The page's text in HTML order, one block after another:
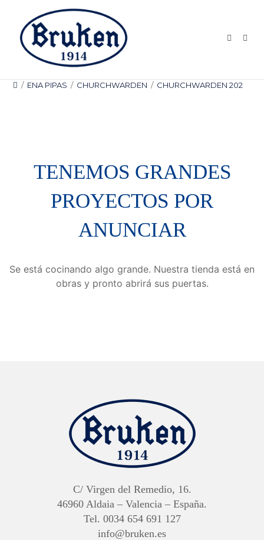
contenido
/ ENA PIPAS / CHURCHWARDEN / CHURCHWARDEN 202
TENEMOS GRANDES
PROYECTOS POR
ANUNCIAR
Se está cocinando algo grande. Nuestra tienda está en
obras y pronto abrirá sus puertas.
C/ Virgen del Remedio, 16.
46960 Aldaia – Valencia – España.
Tel. 0034 654 691 127
info@bruken.es